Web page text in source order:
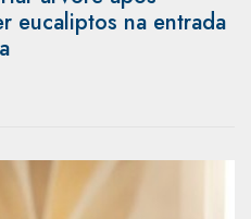
eucaliptos na entrada